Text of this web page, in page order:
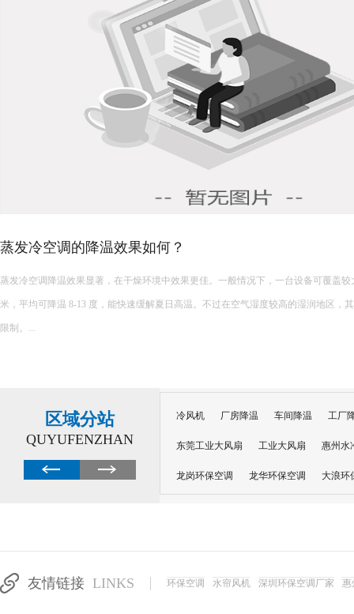
蒸发冷空调的降温效果如何？
蒸发冷空调降温效果显著，在干燥环境中效果更佳。一般情况下，一台设备可覆盖较
米，平均可降温 8-13 度，能快速缓解夏日高温。不过在空气湿度较高的湿润地区，
限制。...
区域分站
QUYUFENZHAN
冷风机 厂房降温 车间降温 工厂
东莞工业大风扇 工业大风扇 惠州水
龙岗环保空调 龙华环保空调 大浪环
友情链接 LINKS 环保空调 水帘风机 深圳环保空调厂家 惠